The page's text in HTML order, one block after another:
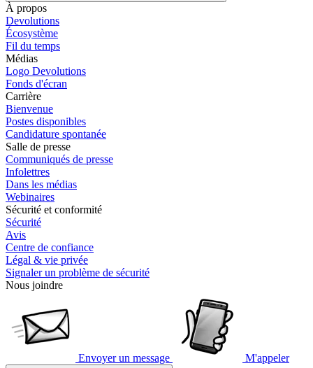
À propos
Devolutions
Écosystème
Fil du temps
Médias
Logo Devolutions
Fonds d'écran
Carrière
Bienvenue
Postes disponibles
Candidature spontanée
Salle de presse
Communiqués de presse
Infolettres
Dans les médias
Webinaires
Sécurité et conformité
Sécurité
Avis
Centre de confiance
Légal & vie privée
Signaler un problème de sécurité
Nous joindre
Envoyer un message M'appeler